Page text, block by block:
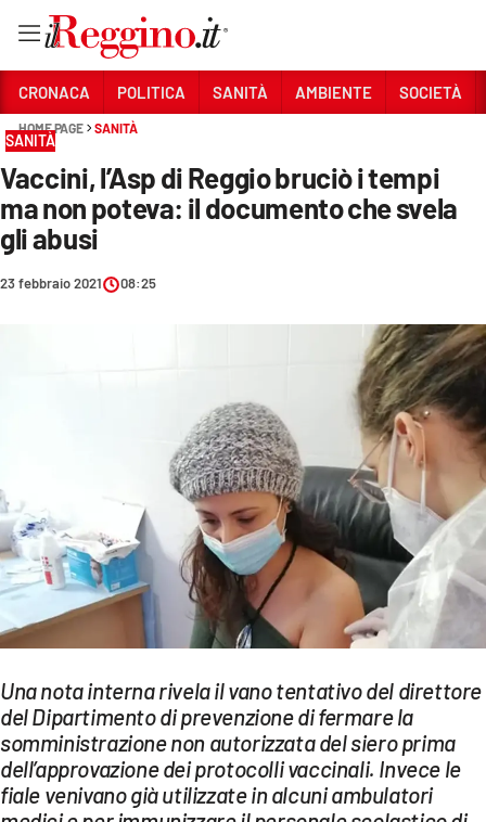
Sezioni
CRONACA
POLITICA
SANITÀ
ECONOMIA E LAVORO
EVENTI
SPORT
Streaming
LAC NETWORK
LAC ONAIR
LaC
CRONACA POLITICA SANITÀ AMBIENTE SOCIETÀ
HOME PAGE SANITÀ
SANITÀ
Vaccini, l’Asp di Reggio bruciò i tempi
ma non poteva: il documento che svela
gli abusi
23 febbraio 2021 08:25
Una nota interna rivela il vano tentativo del direttore
del Dipartimento di prevenzione di fermare la
somministrazione non autorizzata del siero prima
dell’approvazione dei protocolli vaccinali. Invece le
fiale venivano già utilizzate in alcuni ambulatori